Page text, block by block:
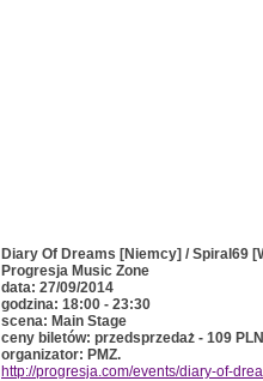
Diary Of Dreams [Niemcy] / Spiral69
Progresja Music Zone
data: 27/09/2014
godzina: 18:00 - 23:30
scena: Main Stage
ceny biletów: przedsprzedaż - 109
organizator: PMZ.
http://progresja.com/events/diary-of-